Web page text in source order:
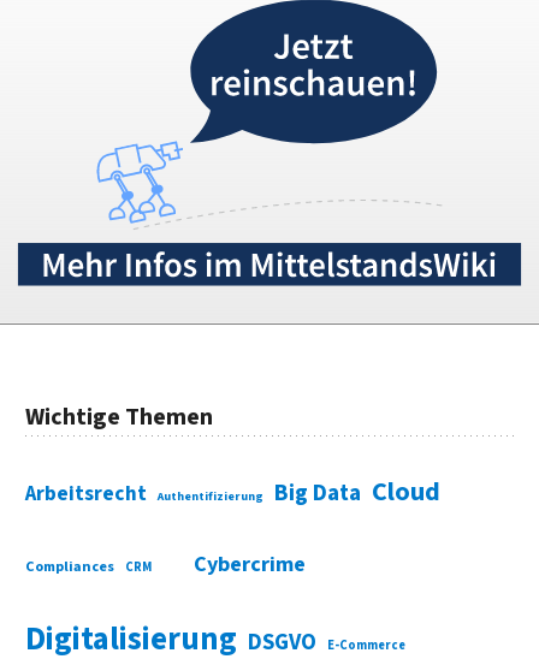
Wichtige Themen
Arbeitsrecht Authentifizierung Big Data Cloud
Compliances CRM Cybercrime
Digitalisierung DSGVO E-Commerce